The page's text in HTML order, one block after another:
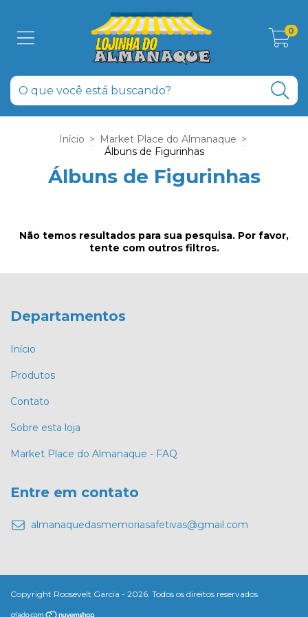
0
Início > Market Place do Almanaque >
Álbuns de Figurinhas
Álbuns de Figurinhas
Não temos resultados para sua pesquisa. Por favor,
tente com outros filtros.
Departamentos
Início
Produtos
Contato
Sobre esta loja
Market Place do Almanaque - FAQ
Entre em contato
almanaquedasmemoriasafetivas@gmail.com
Copyright Roosevelt Garcia - 2026. Todos os direitos reservados.